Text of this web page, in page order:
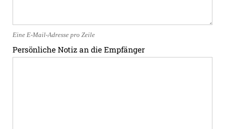
Eine E-Mail-Adresse pro Zeile
Persönliche Notiz an die Empfänger